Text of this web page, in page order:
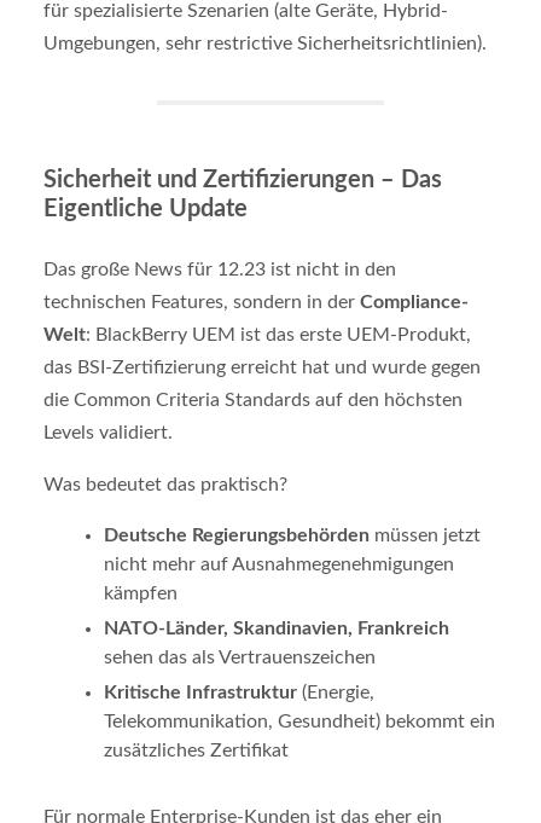
für spezialisierte Szenarien (alte Geräte, Hybrid-
Umgebungen, sehr restrictive Sicherheitsrichtlinien).
Sicherheit und Zertifizierungen – Das
Eigentliche Update
Das große News für 12.23 ist nicht in den
technischen Features, sondern in der Compliance-
Welt: BlackBerry UEM ist das erste UEM-Produkt,
das BSI-Zertifizierung erreicht hat und wurde gegen
die Common Criteria Standards auf den höchsten
Levels validiert.
Was bedeutet das praktisch?
Deutsche Regierungsbehörden müssen jetzt
nicht mehr auf Ausnahmegenehmigungen
kämpfen
NATO-Länder, Skandinavien, Frankreich
sehen das als Vertrauenszeichen
Kritische Infrastruktur(Energie,
Telekommunikation, Gesundheit) bekommt ein
zusätzliches Zertifikat
Für normale Enterprise-Kunden ist das eher ein